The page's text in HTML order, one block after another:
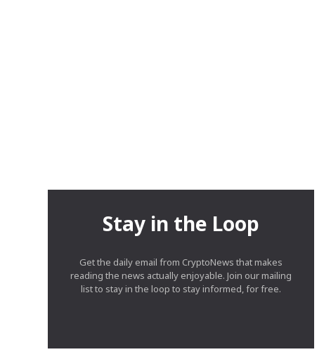
Stay in the Loop
Get the daily email from CryptoNews that makes
reading the news actually enjoyable. Join our mailing
list to stay in the loop to stay informed, for free.